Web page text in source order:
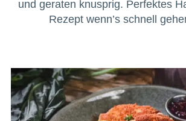
und geraten knusprig. Perfektes
Rezept wenn’s schnell